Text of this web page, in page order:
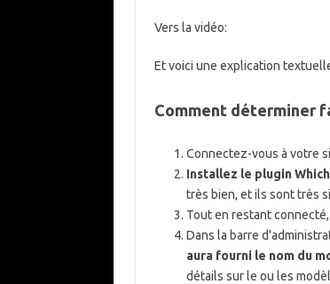
Vers la vidéo:
Et voici une explication
Comment déterminer
Connectez-vous à votre
Installez le plugin
très bien, et ils sont très
Tout en restant
Dans la barre
aura fourni le nom du
détails sur le ou les